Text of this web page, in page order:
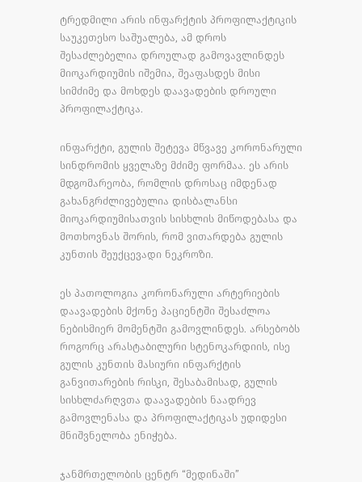
ტრედმილი არის ინფარქტის პროფილაქტიკის
საუკეთესო საშუალება, ამ დროს
შესაძლებელია დროულად გამოვავლინდეს
მიოკარდიუმის იშემია, შეაფასდეს მისი
სიმძიმე და მოხდეს დაავადების დროული
პროფილაქტიკა.
ინფარქტი, გულის შეტევა მწვავე კორონარული
სინდრომის ყველაზე მძიმე ფორმაა. ეს არის
მდგომარეობა, რომლის დროსაც იმდენად
გახანგრძლივებულია დისბალანსი
მიოკარდიუმისათვის სისხლის მიწოდებასა და
მოთხოვნას შორის, რომ ვითარდება გულის
კუნთის შეუქცევადი ნეკროზი.
ეს პათოლოგია კორონარული არტერიების
დაავადების მქონე პაციენტში შესაძლოა
ნებისმიერ მომენტში გამოვლინდეს. არსებობს
როგორც არასტაბილური სტენოკარდიის, ისე
გულის კუნთის მასიური ინფარქტის
განვითარების რისკი, შესაბამისად, გულის
სისხლძარღვთა დაავადების ნაადრევ
გამოვლენასა და პროფილაქტიკას უდიდესი
მნიშვნელობა ენიჭება.
ჯანმრთელობის ცენტრ “მედინაში”